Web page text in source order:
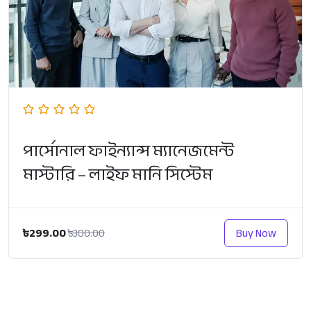
পার্সোনাল ফাইন্যান্স ম্যানেজমেন্ট
মাস্টারি – লাইফ মানি সিস্টেম
৳299.00৳300.00 Buy Now